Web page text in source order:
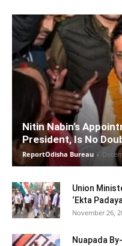
Nitin Nabin’s
President, Is No
ReportOdisha Bureau -
Union
‘Ekta
November 26,
Nuapada